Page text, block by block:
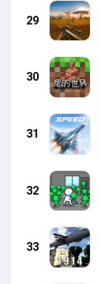
29
30
31
32
33